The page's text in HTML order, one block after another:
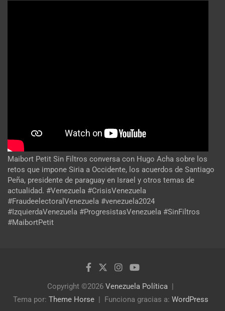
Maibort Petit Sin Filtros conversa con Hugo Acha sobre los
retos que impone Siria a Occidente, los acuerdos de Santiago
Peña, presidente de paraguay en Israel y otros temas de
actualidad. #Venezuela #CrisisVenezuela
#FraudeelectoralVenezuela #venezuela2024
#IzquierdaVenezuela #ProgresistasVenezuela #SinFiltros
#MaibortPetit
Copyright ©2026 Venezuela Política
Tema por: Theme Horse Funciona gracias a: WordPress